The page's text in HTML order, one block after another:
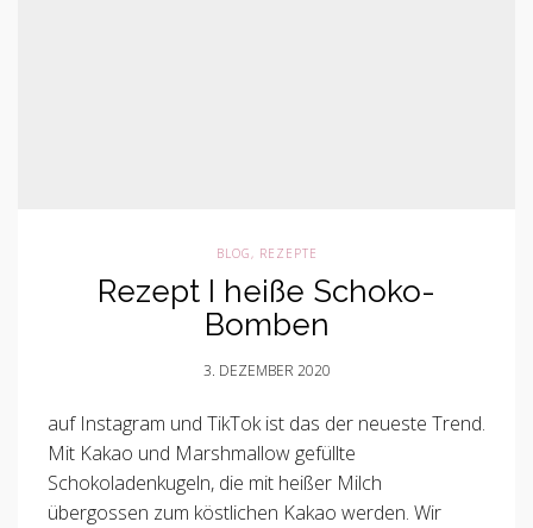
BLOG, REZEPTE
Rezept I heiße Schoko-
Bomben
3. DEZEMBER 2020
auf Instagram und TikTok ist das der neueste Trend.
Mit Kakao und Marshmallow gefüllte
Schokoladenkugeln, die mit heißer Milch
übergossen zum köstlichen Kakao werden. Wir